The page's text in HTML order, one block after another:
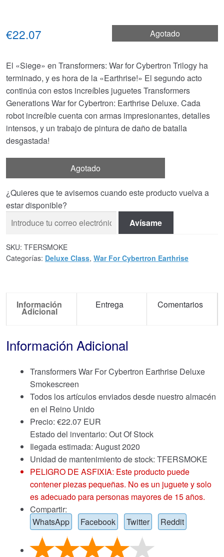
Agotado
€22.07
El «Siege» en Transformers: War for Cybertron Trilogy ha
terminado, y es hora de la «Earthrise!» El segundo acto
continúa con estos increíbles juguetes Transformers
Generations War for Cybertron: Earthrise Deluxe. Cada
robot increíble cuenta con armas impresionantes, detalles
intensos, y un trabajo de pintura de daño de batalla
desgastada!
Agotado
¿Quieres que te avisemos cuando este producto vuelva a
estar disponible?
Avísame
SKU: TFERSMOKE
Categorías: Deluxe Class, War For Cybertron Earthrise
Información
Adicional
Entrega Comentarios
Información Adicional
Transformers War For Cybertron Earthrise Deluxe
Smokescreen
Todos los artículos enviados desde nuestro almacén
en el Reino Unido
Precio: €22.07 EUR
Estado del inventario: Out Of Stock
Ilegada estimada: August 2020
Unidad de mantenimiento de stock: TFERSMOKE
PELIGRO DE ASFIXIA: Este producto puede
contener piezas pequeñas. No es un juguete y solo
es adecuado para personas mayores de 15 años.
Compartir:
WhatsApp
Facebook Twitter Reddit